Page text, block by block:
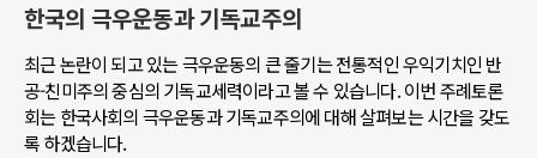
한국의 극우운동과 기독교주의
최근 논란이 되고 있는 극우운동의 큰 줄기는 전통적인 우익기치인 반
공-친미주의 중심의 기독교세력이라고 볼 수 있습니다. 이번 주례토론
회는 한국사회의 극우운동과 기독교주의에 대해 살펴보는 시간을 갖도
록 하겠습니다.